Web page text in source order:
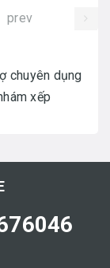
chuyên dụng
xếp
prev